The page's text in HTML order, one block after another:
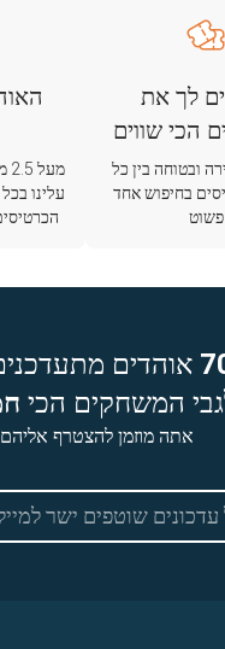
לך את
הכי שווים
ובטוחה בין כל
בחיפוש אחד
פשוט
עלינו
אוהדים
המשחקים הכי
אתה מוזמן להצטרף